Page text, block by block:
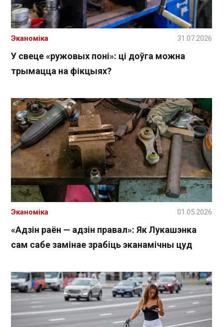
У свеце «ружовых поні»: ці доўга можна
трымацца на фікцыях?
Эканоміка 31.07.2026
«Адзін раён — адзін правал»: Як Лукашэнка
сам сабе замінае зрабіць эканамічны цуд
Эканоміка 01.05.2026